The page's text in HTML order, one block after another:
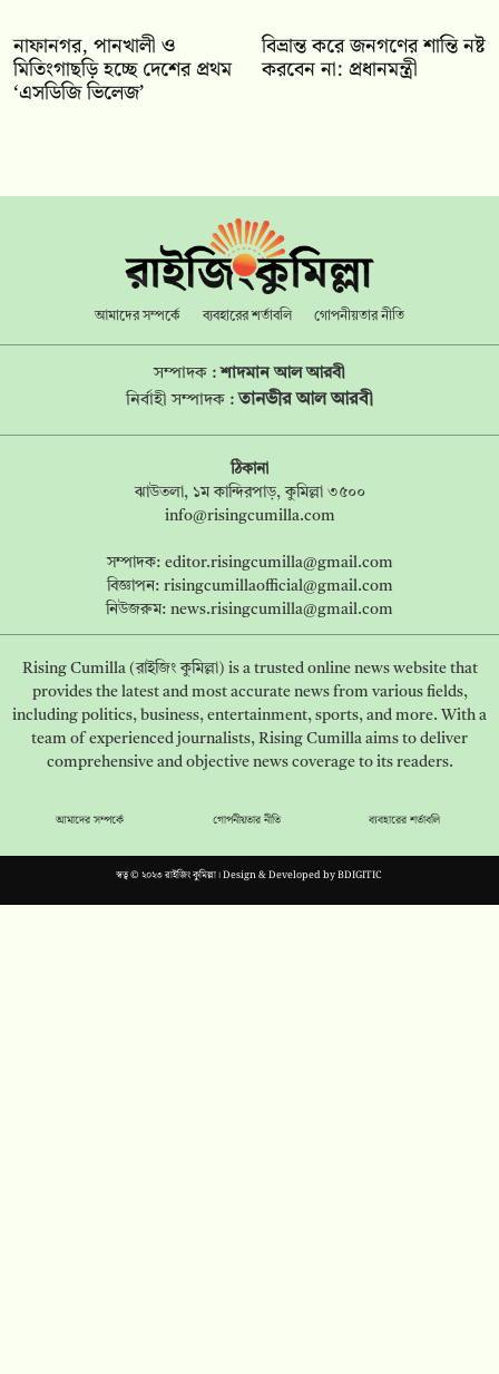
নাফানগর, পানখালী ও
মিতিংগাছড়ি হচ্ছে দেশের প্রথম
‘এসডিজি ভিলেজ’
বিভ্রান্ত করে জনগণের শান্তি নষ্ট
করবেন না: প্রধানমন্ত্রী
আমাদের সম্পর্কে ব্যবহারের শর্তাবলি গোপনীয়তার নীতি
সম্পাদক :শাদমান আল আরবী
নির্বাহী সম্পাদক : তানভীর আল আরবী
ঠিকানা
ঝাউতলা, ১ম কান্দিরপাড়, কুমিল্লা ৩৫০০
info@risingcumilla.com
সম্পাদক: editor.risingcumilla@gmail.com
বিজ্ঞাপন: risingcumillaofficial@gmail.com
নিউজরুম: news.risingcumilla@gmail.com
Rising Cumilla (রাইজিং কুমিল্লা) is a trusted online news website that
provides the latest and most accurate news from various fields,
including politics, business, entertainment, sports, and more. With a
team of experienced journalists, Rising Cumilla aims to deliver
comprehensive and objective news coverage to its readers.
আমাদের সম্পর্কে গোপনীয়তার নীতি ব্যবহারের শর্তাবলি
স্বত্ব © ২০২৩ রাইজিং কুমিল্লা। Design & Developed byBDIGITIC